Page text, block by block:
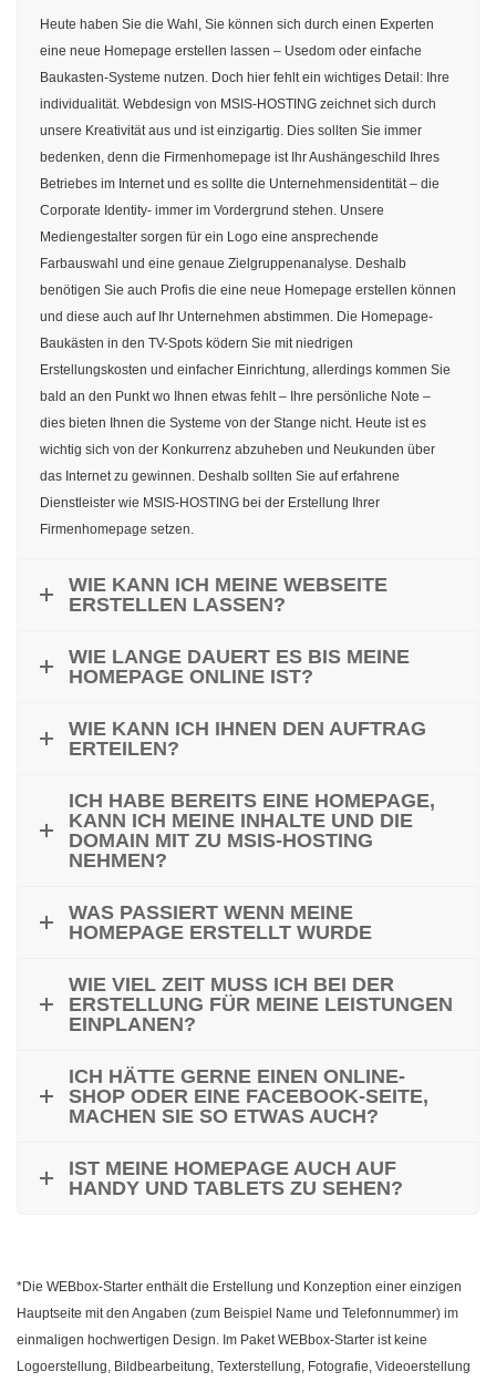
Heute haben Sie die Wahl, Sie können sich durch einen Experten
eine neue Homepage erstellen lassen – Usedom oder einfache
Baukasten-Systeme nutzen. Doch hier fehlt ein wichtiges Detail: Ihre
individualität. Webdesign von MSIS-HOSTING zeichnet sich durch
unsere Kreativität aus und ist einzigartig. Dies sollten Sie immer
bedenken, denn die Firmenhomepage ist Ihr Aushängeschild Ihres
Betriebes im Internet und es sollte die Unternehmensidentität – die
Corporate Identity- immer im Vordergrund stehen. Unsere
Mediengestalter sorgen für ein Logo eine ansprechende
Farbauswahl und eine genaue Zielgruppenanalyse. Deshalb
benötigen Sie auch Profis die eine neue Homepage erstellen können
und diese auch auf Ihr Unternehmen abstimmen. Die Homepage-
Baukästen in den TV-Spots ködern Sie mit niedrigen
Erstellungskosten und einfacher Einrichtung, allerdings kommen Sie
bald an den Punkt wo Ihnen etwas fehlt – Ihre persönliche Note –
dies bieten Ihnen die Systeme von der Stange nicht. Heute ist es
wichtig sich von der Konkurrenz abzuheben und Neukunden über
das Internet zu gewinnen. Deshalb sollten Sie auf erfahrene
Dienstleister wie MSIS-HOSTING bei der Erstellung Ihrer
Firmenhomepage setzen.
WIE KANN ICH MEINE WEBSEITE
ERSTELLEN LASSEN?
WIE LANGE DAUERT ES BIS MEINE
HOMEPAGE ONLINE IST?
WIE KANN ICH IHNEN DEN AUFTRAG
ERTEILEN?
ICH HABE BEREITS EINE HOMEPAGE,
KANN ICH MEINE INHALTE UND DIE
DOMAIN MIT ZU MSIS-HOSTING
NEHMEN?
WAS PASSIERT WENN MEINE
HOMEPAGE ERSTELLT WURDE
WIE VIEL ZEIT MUSS ICH BEI DER
ERSTELLUNG FÜR MEINE LEISTUNGEN
EINPLANEN?
ICH HÄTTE GERNE EINEN ONLINE-
SHOP ODER EINE FACEBOOK-SEITE,
MACHEN SIE SO ETWAS AUCH?
IST MEINE HOMEPAGE AUCH AUF
HANDY UND TABLETS ZU SEHEN?
*Die WEBbox-Starter enthält die Erstellung und Konzeption einer einzigen
Hauptseite mit den Angaben (zum Beispiel Name und Telefonnummer) im
einmaligen hochwertigen Design. Im Paket WEBbox-Starter ist keine
Logoerstellung, Bildbearbeitung, Texterstellung, Fotografie, Videoerstellung